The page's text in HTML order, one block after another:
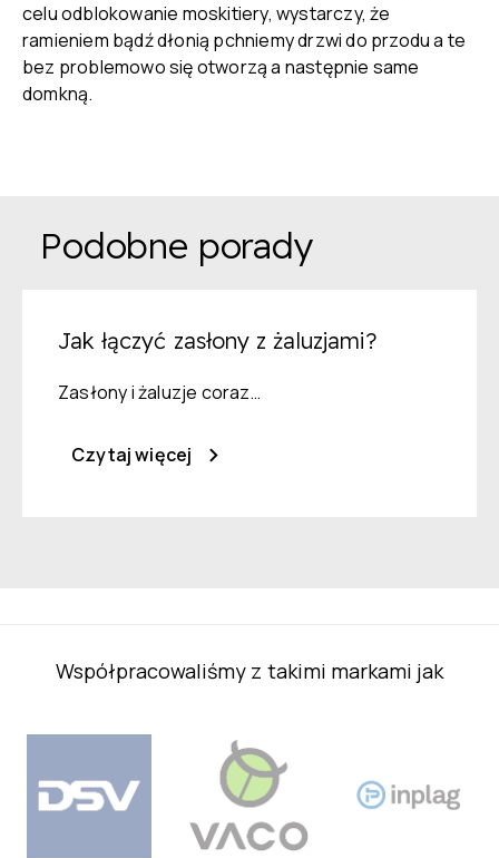
celu odblokowanie moskitiery, wystarczy, że
ramieniem bądź dłonią pchniemy drzwi do przodu a te
bez problemowo się otworzą a następnie same
domkną.
Podobne porady
Jak łączyć zasłony z żaluzjami?
Zasłony i żaluzje coraz…
Czytaj więcej
Współpracowaliśmy z takimi markami jak